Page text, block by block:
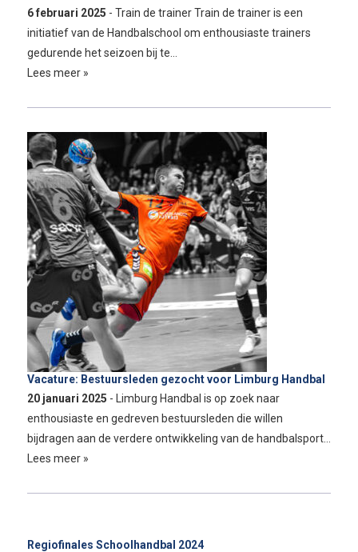
6 februari 2025 - Train de trainer Train de trainer is een
initiatief van de Handbalschool om enthousiaste trainers
gedurende het seizoen bij te…
Lees meer »
Vacature: Bestuursleden gezocht voor Limburg Handbal
20 januari 2025 - Limburg Handbal is op zoek naar
enthousiaste en gedreven bestuursleden die willen
bijdragen aan de verdere ontwikkeling van de handbalsport…
Lees meer »
Regiofinales Schoolhandbal 2024